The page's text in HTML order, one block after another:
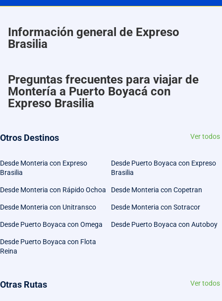
Información general de Expreso
Brasilia
Preguntas frecuentes para viajar de
Montería a Puerto Boyacá con
Expreso Brasilia
Otros Destinos Ver todos
Desde Monteria con Expreso
Brasilia
Desde Puerto Boyaca con Expreso
Brasilia
Desde Monteria con Rápido Ochoa Desde Monteria con Copetran
Desde Monteria con Unitransco Desde Monteria con Sotracor
Desde Puerto Boyaca con Omega Desde Puerto Boyaca con Autoboy
Desde Puerto Boyaca con Flota
Reina
Otras Rutas Ver todos